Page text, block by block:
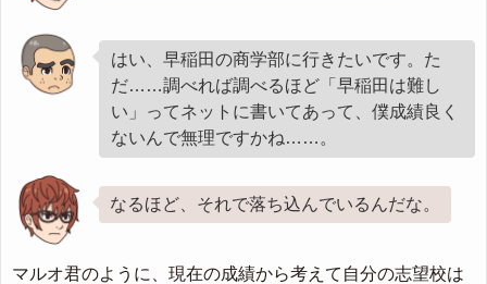
はい、早稲田の商学部に行きたいです。た
だ……調べれば調べるほど「早稲田は難し
い」ってネットに書いてあって、僕成績良く
ないんで無理ですかね……。
なるほど、それで落ち込んでいるんだな。
マルオ君のように、現在の成績から考えて自分の志望校は